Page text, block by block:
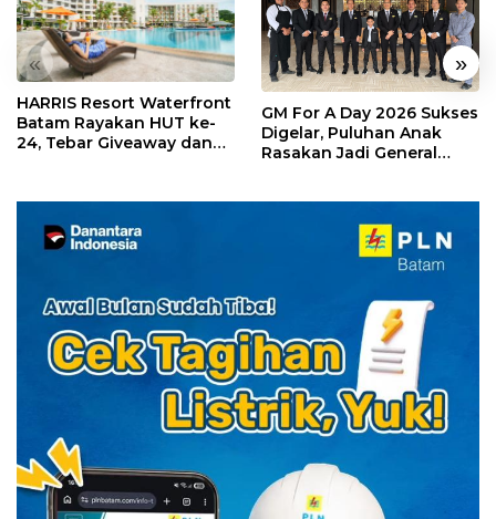
« »
HARRIS Resort Waterfront
Batam Rayakan HUT ke-
24, Tebar Giveaway dan
GM For A Day 2026 Sukses
Digelar, Puluhan Anak
Rasakan Jadi General